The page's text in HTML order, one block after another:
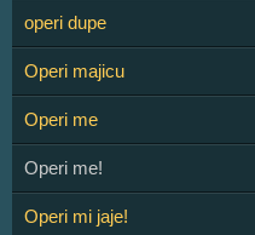
operi dupe
Operi majicu
Operi me
Operi me!
Operi mi jaje!